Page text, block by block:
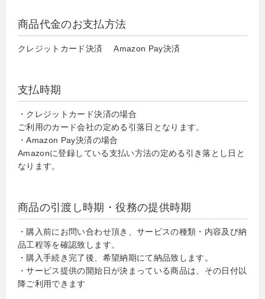
商品代金のお支払方法
クレジットカード決済 Amazon Pay決済
支払時期
・クレジットカード決済の場合
ご利用のカード会社の定める引落日となります。
・Amazon Pay決済の場合
Amazonに登録している支払い方法の定める引き落とし日と
なります。
商品の引渡し時期・役務の提供時期
・購入前にお問い合わせ頂き、サービスの種類・内容及び納
品工程等を確認致します。
・購入手続き完了後、希望納期にて納品致します。
・サービス提供の開始日が決まっている商品は、その日付以
降ご利用できます